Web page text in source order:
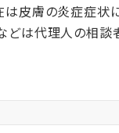
は皮膚の炎症症
どは代理人の相談